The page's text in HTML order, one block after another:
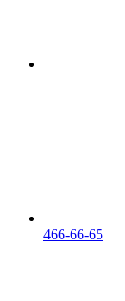
466-66-65